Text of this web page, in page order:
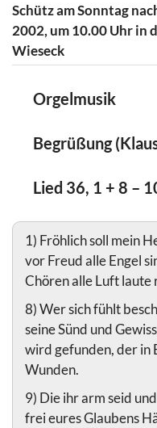
Schütz am Sonntag
2002, um 10.00 Uhr in
Wieseck
Orgelmusik
Begrüßung
Lied 36, 1 + 8 –
1) Fröhlich soll mein
vor Freud alle Engel
Chören alle Luft laute
8) Wer sich fühlt
seine Sünd und
wird gefunden, der in
Wunden.
9) Die ihr arm seid
frei eures Glaubens